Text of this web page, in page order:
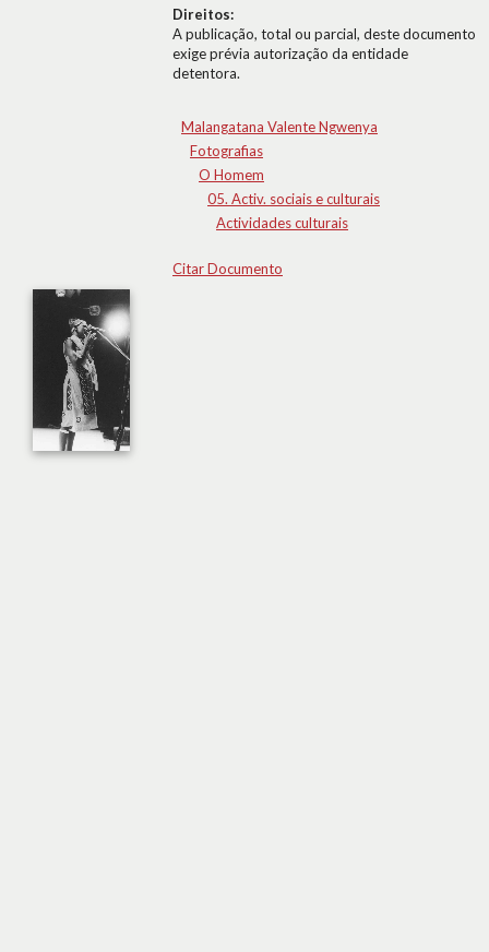
Direitos:
A publicação, total ou parcial, deste documento
exige prévia autorização da entidade
detentora.
Malangatana Valente Ngwenya
Fotografias
O Homem
05. Activ. sociais e culturais
Actividades culturais
Citar Documento